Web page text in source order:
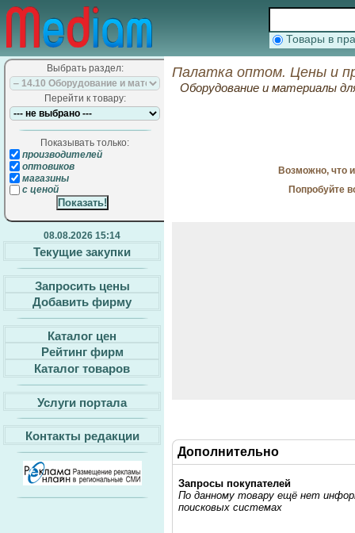
Товары в
Выбрать раздел:
Перейти к товару:
Показывать только:
производителей
оптовиков
магазины
с ценой
08.08.2026 15:14
Текущие закупки
Запросить цены
Добавить фирму
Каталог цен
Рейтинг фирм
Каталог товаров
Услуги портала
Контакты редакции
Палатка оптом. Цены и
Оборудование и материалы
Возможно, что
Попробуйте
Дополнительно
Запросы покупателей
По данному товару ещё нет
поисковых системах